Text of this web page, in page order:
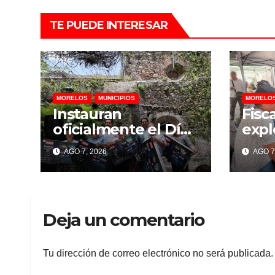
TE PUEDE INTERESAR
MORELOS MUNICIPIOS
Instauran
oficialmente el Día
del Comerciante en
Temixco
AGO 7, 2026 AGO
Deja un comentario
Tu dirección de correo electrónico no será publicada.